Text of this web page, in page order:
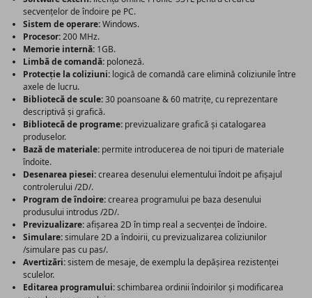
secvențelor de îndoire pe PC.
Sistem de operare:Windows.
Procesor:200 MHz.
Memorie internă: 1GB.
Limbă de comandă: poloneză.
Protecție la coliziuni: logică de comandă care elimină coliziunile între
axele de lucru.
Bibliotecă de scule:30 poansoane & 60 matrițe, cu reprezentare
descriptivă și grafică.
Bibliotecă de programe: previzualizare grafică și catalogarea
produselor.
Bază de materiale: permite introducerea de noi tipuri de materiale
îndoite.
Desenarea piesei:crearea desenului elementului îndoit pe afișajul
controlerului /2D/.
Program de îndoire:crearea programului pe baza desenului
produsului introdus /2D/.
Previzualizare:afișarea 2D în timp real a secvenței de îndoire.
Simulare:simulare 2D a îndoirii, cu previzualizarea coliziunilor
/simulare pas cu pas/.
Avertizări:sistem de mesaje, de exemplu la depășirea rezistenței
sculelor.
Editarea programului:schimbarea ordinii îndoirilor și modificarea